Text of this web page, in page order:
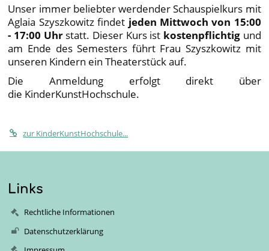
Unser immer beliebter werdender Schauspielkurs mit
Aglaia Szyszkowitz findet jeden Mittwoch von 15:00
- 17:00 Uhrstatt. Dieser Kurs ist kostenpflichtig und
am Ende des Semesters führt Frau Szyszkowitz mit
unseren Kindern ein Theaterstück auf.
Die Anmeldung erfolgt direkt über
die KinderKunstHochschule.
zur KinderKunstHochschule...
Links
Rechtliche Informationen
Datenschutzerklärung